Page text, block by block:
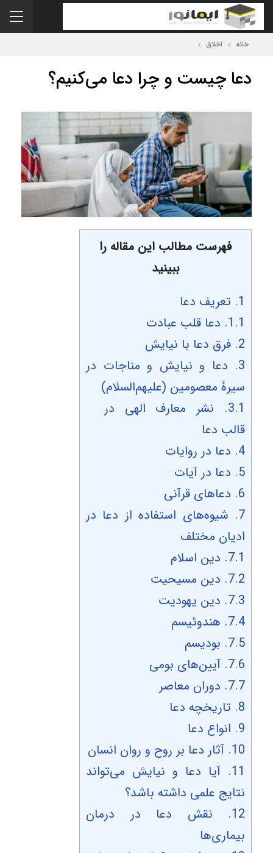
خانه اخلاق
دعا چیست و چرا دعا می‌کنیم؟
فهرست مطالب این مقاله را
ببینید
1. تعریف دعا
1.1. دعا قلب عبادت
2. فرق دعا با نیایش
3.
دعا و نیایش و مناجات در
سیرۀ معصومین (علیهم‌السلام)
3.1.
نشر معارف الهی در
قالب دعا
4. دعا در روایات
5. دعا در آیات
6. دعاهای قرآنی
7. شیوه‌های استفاده از دعا در
ادیان مختلف
7.1. دین اسلام
7.2. دین مسیحیت
7.3. دین یهودیت
7.4. هندوئیسم
7.5. بودیسم
7.6. آیین‌های بومی
7.7. دوران معاصر
8. تاریخچه دعا
9. انواع دعا
10. آثار دعا بر روح و روان انسان
11.
آیا دعا و نیایش می‌تواند
نتایج علمی داشته باشد؟
12.
نقش دعا در درمان
بیماری‌ها